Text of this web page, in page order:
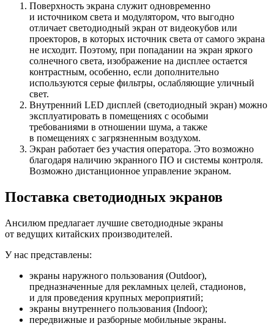
Поверхность экрана служит одновременно
и источником света и модулятором, что выгодно
отличает светодиодный экран от видеокубов или
проекторов, в которых источник света от самого экрана
не исходит. Поэтому, при попадании на экран яркого
солнечного света, изображение на дисплее остается
контрастным, особенно, если дополнительно
используются серые фильтры, ослабляющие уличный
свет.
Внутренний LED дисплей (светодиодный экран) можно
эксплуатировать в помещениях с особыми
требованиями в отношении шума, а также
в помещениях с загрязненным воздухом.
Экран работает без участия оператора. Это возможно
благодаря наличию экранного ПО и системы контроля.
Возможно дистанционное управление экраном.
Поставка светодиодных экранов
Ансилюм предлагает лучшие светодиодные экраны
от ведущих китайских производителей.
У нас представлены:
экраны наружного пользования (Outdoor),
предназначенные для рекламных целей, стадионов,
и для проведения крупных мероприятий;
экраны внутреннего пользования (Indoor);
передвижные и разборные мобильные экраны.